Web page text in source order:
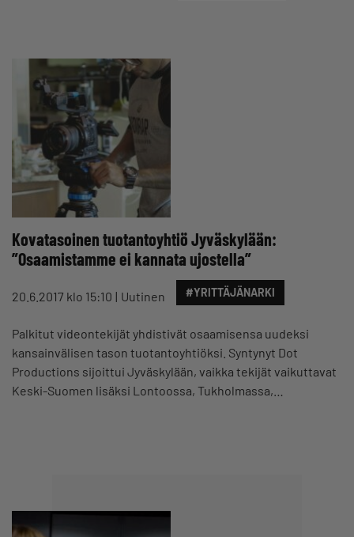
Kovatasoinen tuotantoyhtiö Jyväskylään:
”Osaamistamme ei kannata ujostella”
20.6.2017 klo 15:10 Uutinen #YRITTÄJÄNARKI
Palkitut videontekijät yhdistivät osaamisensa uudeksi
kansainvälisen tason tuotantoyhtiöksi. Syntynyt Dot
Productions sijoittui Jyväskylään, vaikka tekijät vaikuttavat
Keski-Suomen lisäksi Lontoossa, Tukholmassa,…